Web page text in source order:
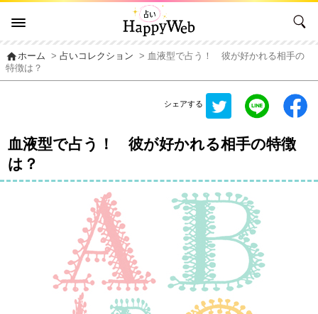
homeホーム >占いコレクション
> 血液型で占う！ 彼が好かれる相手の
特徴は？
シェアする
血液型で占う！ 彼が好かれる相手の特徴
は？